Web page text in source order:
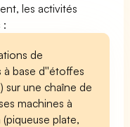
les activités
:
de
à base d''étoffes
sur une chaîne de
machines à
plate,